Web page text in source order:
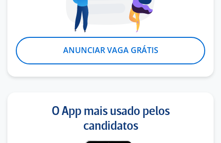
ANUNCIAR VAGA GRÁTIS
O App mais usado pelos
candidatos